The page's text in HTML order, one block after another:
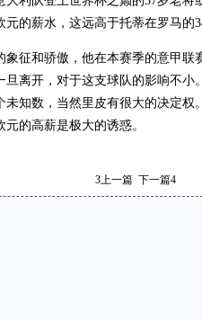
元的薪水，这远高于托蒂在罗马的
象征和骄傲，他在本赛季的意甲联
旦离开，对于这支球队的影响不小
未知数，当然里皮有很大的决定权
元的高薪是极大的诱惑。
3上一篇 下一篇4